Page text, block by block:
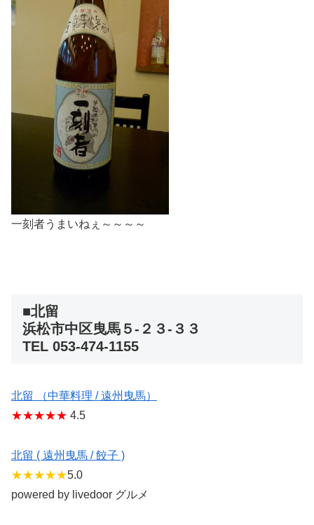
一刻者うまいねぇ～～～～
■北留
浜松市中区曳馬５-２３-３３
TEL 053-474-1155
北留 （中華料理 / 遠州曳馬）
★★★★★ 4.5
北留 ( 遠州曳馬 / 餃子 )
★★★★★5.0
powered by livedoor グルメ